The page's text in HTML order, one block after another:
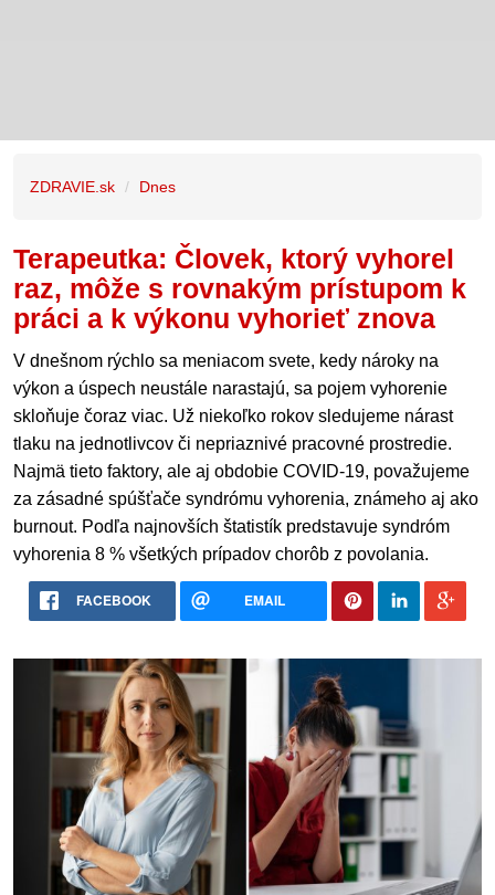
ZDRAVIE.sk Dnes
Terapeutka: Človek, ktorý vyhorel
raz, môže s rovnakým prístupom k
práci a k výkonu vyhorieť znova
V dnešnom rýchlo sa meniacom svete, kedy nároky na
výkon a úspech neustále narastajú, sa pojem vyhorenie
skloňuje čoraz viac. Už niekoľko rokov sledujeme nárast
tlaku na jednotlivcov či nepriaznivé pracovné prostredie.
Najmä tieto faktory, ale aj obdobie COVID-19, považujeme
za zásadné spúšťače syndrómu vyhorenia, známeho aj ako
burnout. Podľa najnovších štatistík predstavuje syndróm
vyhorenia 8 % všetkých prípadov chorôb z povolania.
FACEBOOK EMAIL